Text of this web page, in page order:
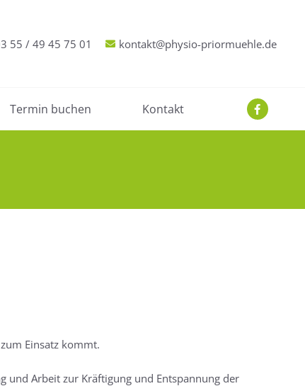
55 / 49 45 75 01 kontakt@physio-priormuehle.de
Termin buchen Kontakt
Einsatz kommt.
und Arbeit zur Kräftigung und Entspannung der